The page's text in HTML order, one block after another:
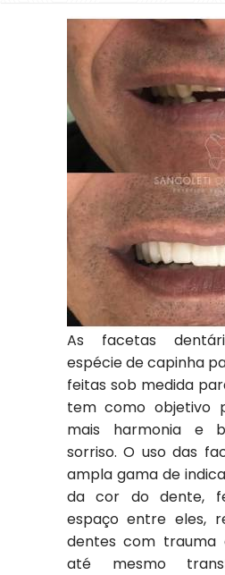
As facetas
espécie de capinha
feitas sob medida
tem como objetivo
mais harmonia e
sorriso. O uso das
ampla gama de
da cor do dente,
espaço entre eles,
dentes com trauma
até mesmo